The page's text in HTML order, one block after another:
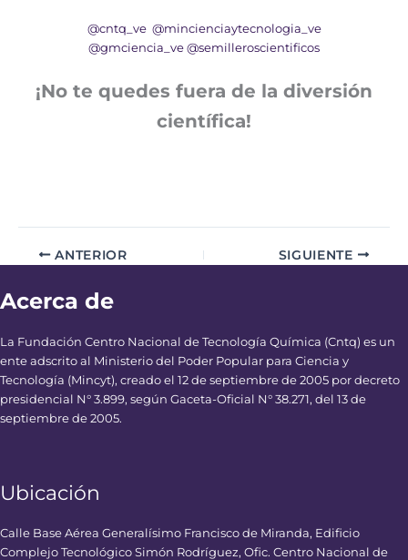
@cntq_ve @mincienciaytecnologia_ve
@gmciencia_ve @semilleroscientificos
¡No te quedes fuera de la diversión
científica!
ANTERIOR SIGUIENTE
Acerca de
La Fundación Centro Nacional de Tecnología Química (Cntq) es un
ente adscrito al Ministerio del Poder Popular para Ciencia y
Tecnología (Mincyt), creado el 12 de septiembre de 2005 por decreto
presidencial N° 3.899, según Gaceta-Oficial N° 38.271, del 13 de
septiembre de 2005.
Ubicación
Calle Base Aérea Generalísimo Francisco de Miranda, Edificio
Complejo Tecnológico Simón Rodríguez, Ofic. Centro Nacional de